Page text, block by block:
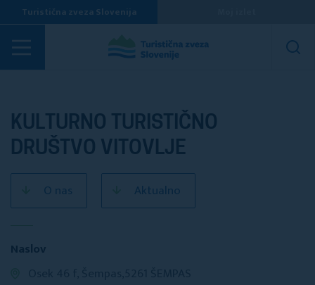
Turistična zveza Slovenija
Turistična društva
KULTURNO TURISTIČNO
DRUŠTVO VITOVLJE
O nas Aktualno
Naslov